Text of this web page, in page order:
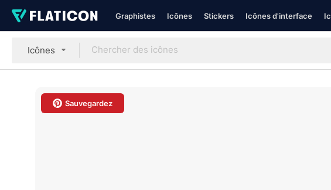
Graphistes Icônes Stickers Icônes d'interface
Icônes
Sauvegardez